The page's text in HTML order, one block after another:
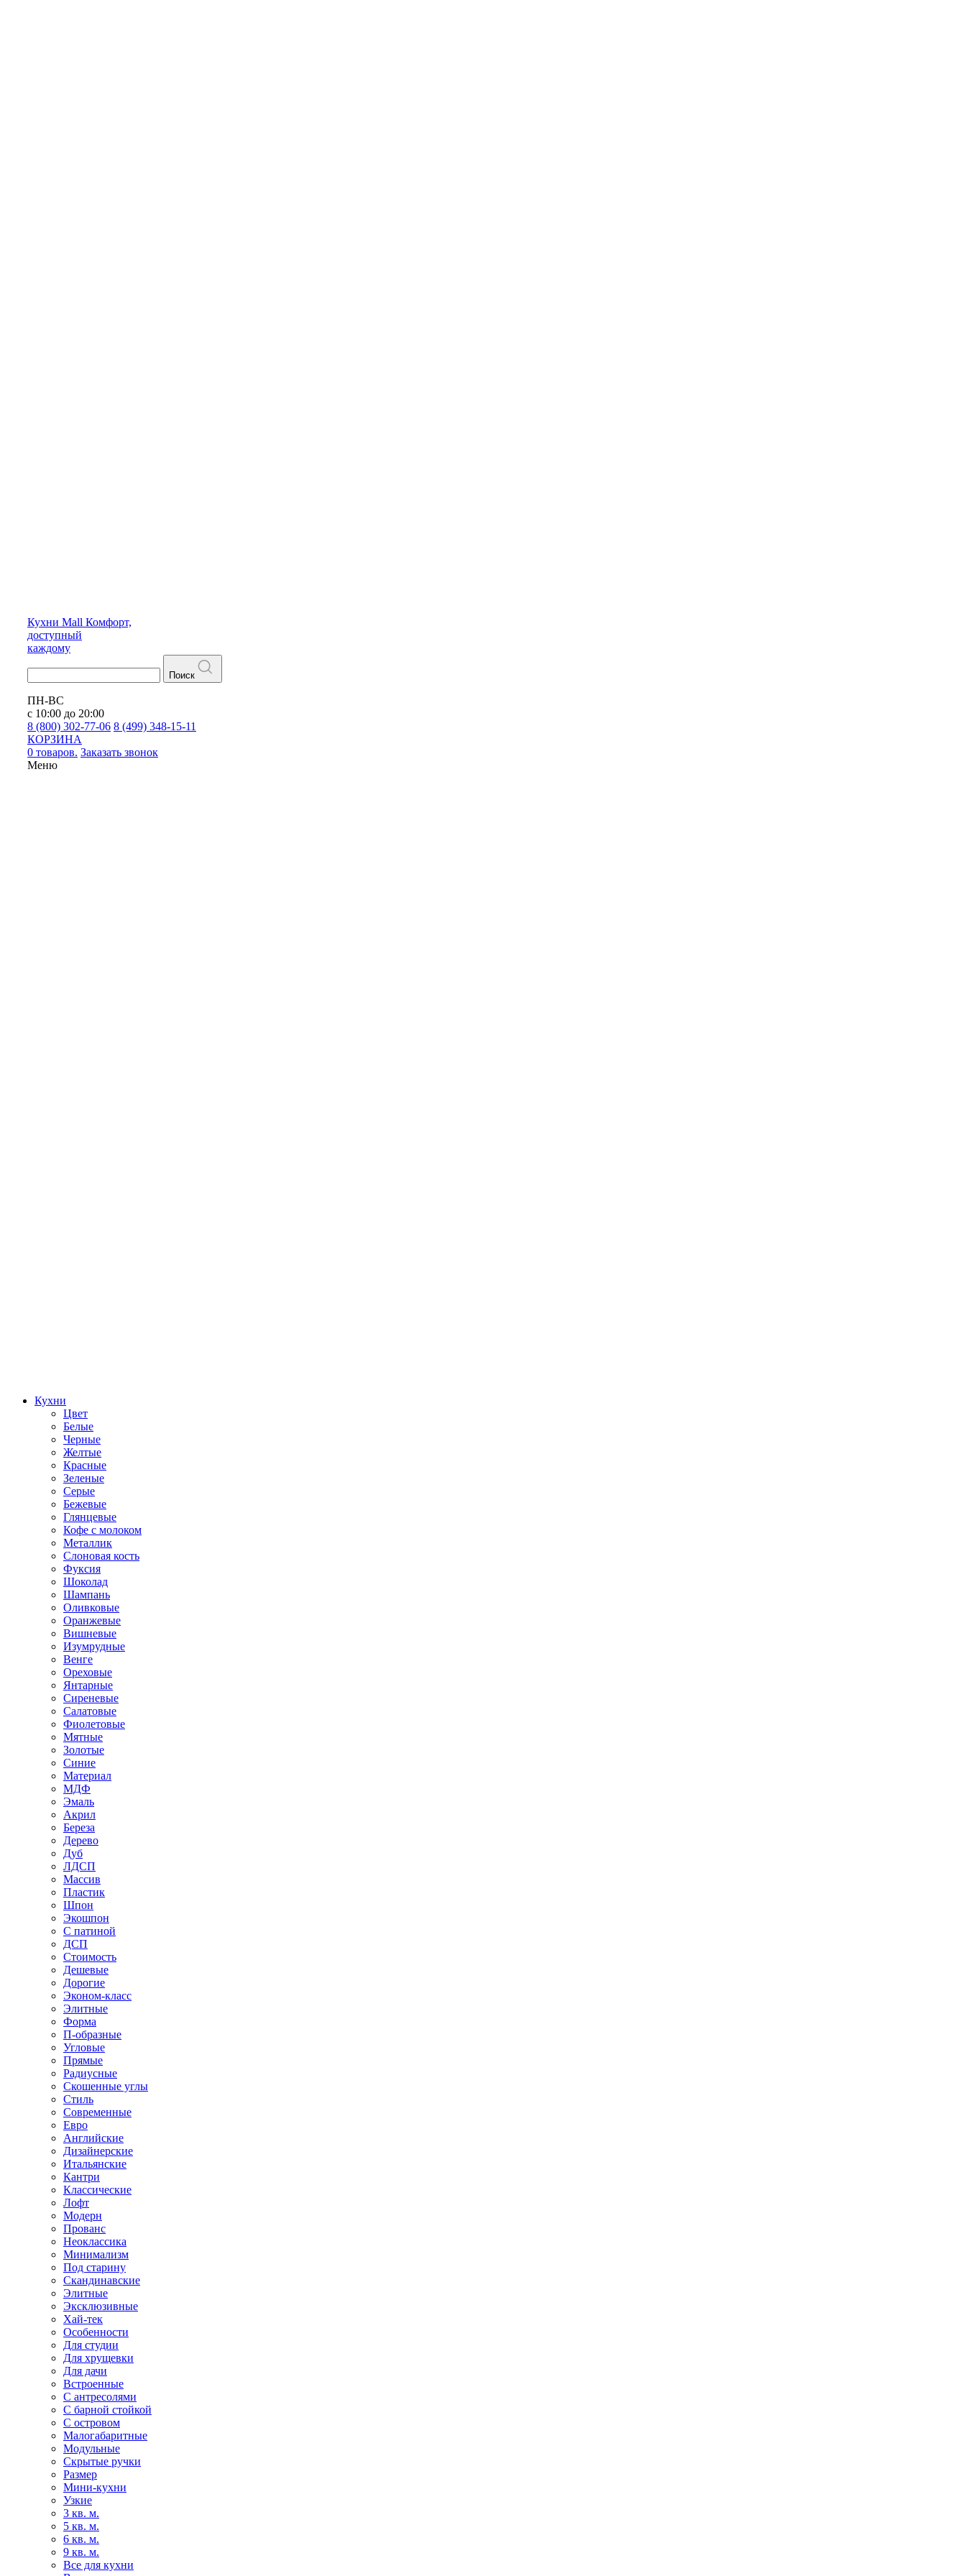
Кухни Mall Комфорт,
доступный
каждому
Поиск
ПН-ВС
с 10:00 до 20:00
8 (800) 302-77-06 8 (499) 348-15-11
КОРЗИНА
0 товаров. Заказать звонок
Меню
Кухни
Цвет
Белые
Черные
Желтые
Красные
Зеленые
Серые
Бежевые
Глянцевые
Кофе с молоком
Металлик
Слоновая кость
Фуксия
Шоколад
Шампань
Оливковые
Оранжевые
Вишневые
Изумрудные
Венге
Ореховые
Янтарные
Сиреневые
Салатовые
Фиолетовые
Мятные
Золотые
Синие
Материал
МДФ
Эмаль
Акрил
Береза
Дерево
Дуб
ЛДСП
Массив
Пластик
Шпон
Экошпон
С патиной
ДСП
Стоимость
Дешевые
Дорогие
Эконом-класс
Элитные
Форма
П-образные
Угловые
Прямые
Радиусные
Скошенные углы
Стиль
Современные
Евро
Английские
Дизайнерские
Итальянские
Кантри
Классические
Лофт
Модерн
Прованс
Неоклассика
Минимализм
Под старину
Скандинавские
Элитные
Эксклюзивные
Хай-тек
Особенности
Для студии
Для хрущевки
Для дачи
Встроенные
С антресолями
С барной стойкой
С островом
Малогабаритные
Модульные
Скрытые ручки
Размер
Мини-кухни
Узкие
3 кв. м.
5 кв. м.
6 кв. м.
9 кв. м.
Все для кухни